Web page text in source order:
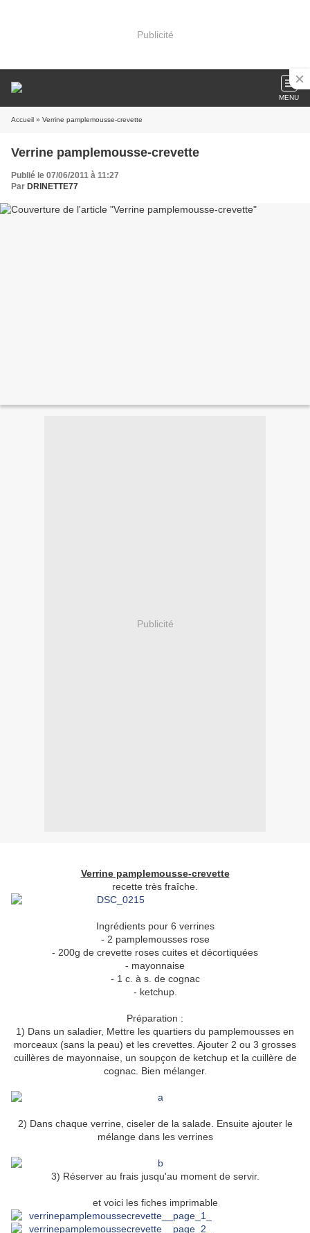
Publicité
MENU
Accueil » Verrine pamplemousse-crevette
Verrine pamplemousse-crevette
Publié le 07/06/2011 à 11:27
Par DRINETTE77
Publicité
Verrine pamplemousse-crevette
recette très fraîche.
Ingrédients pour 6 verrines
- 2 pamplemousses rose
- 200g de crevette roses cuites et décortiquées
- mayonnaise
- 1 c. à s. de cognac
- ketchup.
Préparation :
1) Dans un saladier, Mettre les quartiers du pamplemousses en
morceaux (sans la peau) et les crevettes. Ajouter 2 ou 3 grosses
cuillères de mayonnaise, un soupçon de ketchup et la cuillère de
cognac. Bien mélanger.
2) Dans chaque verrine, ciseler de la salade. Ensuite ajouter le
mélange dans les verrines
3) Réserver au frais jusqu'au moment de servir.
et voici les fiches imprimable